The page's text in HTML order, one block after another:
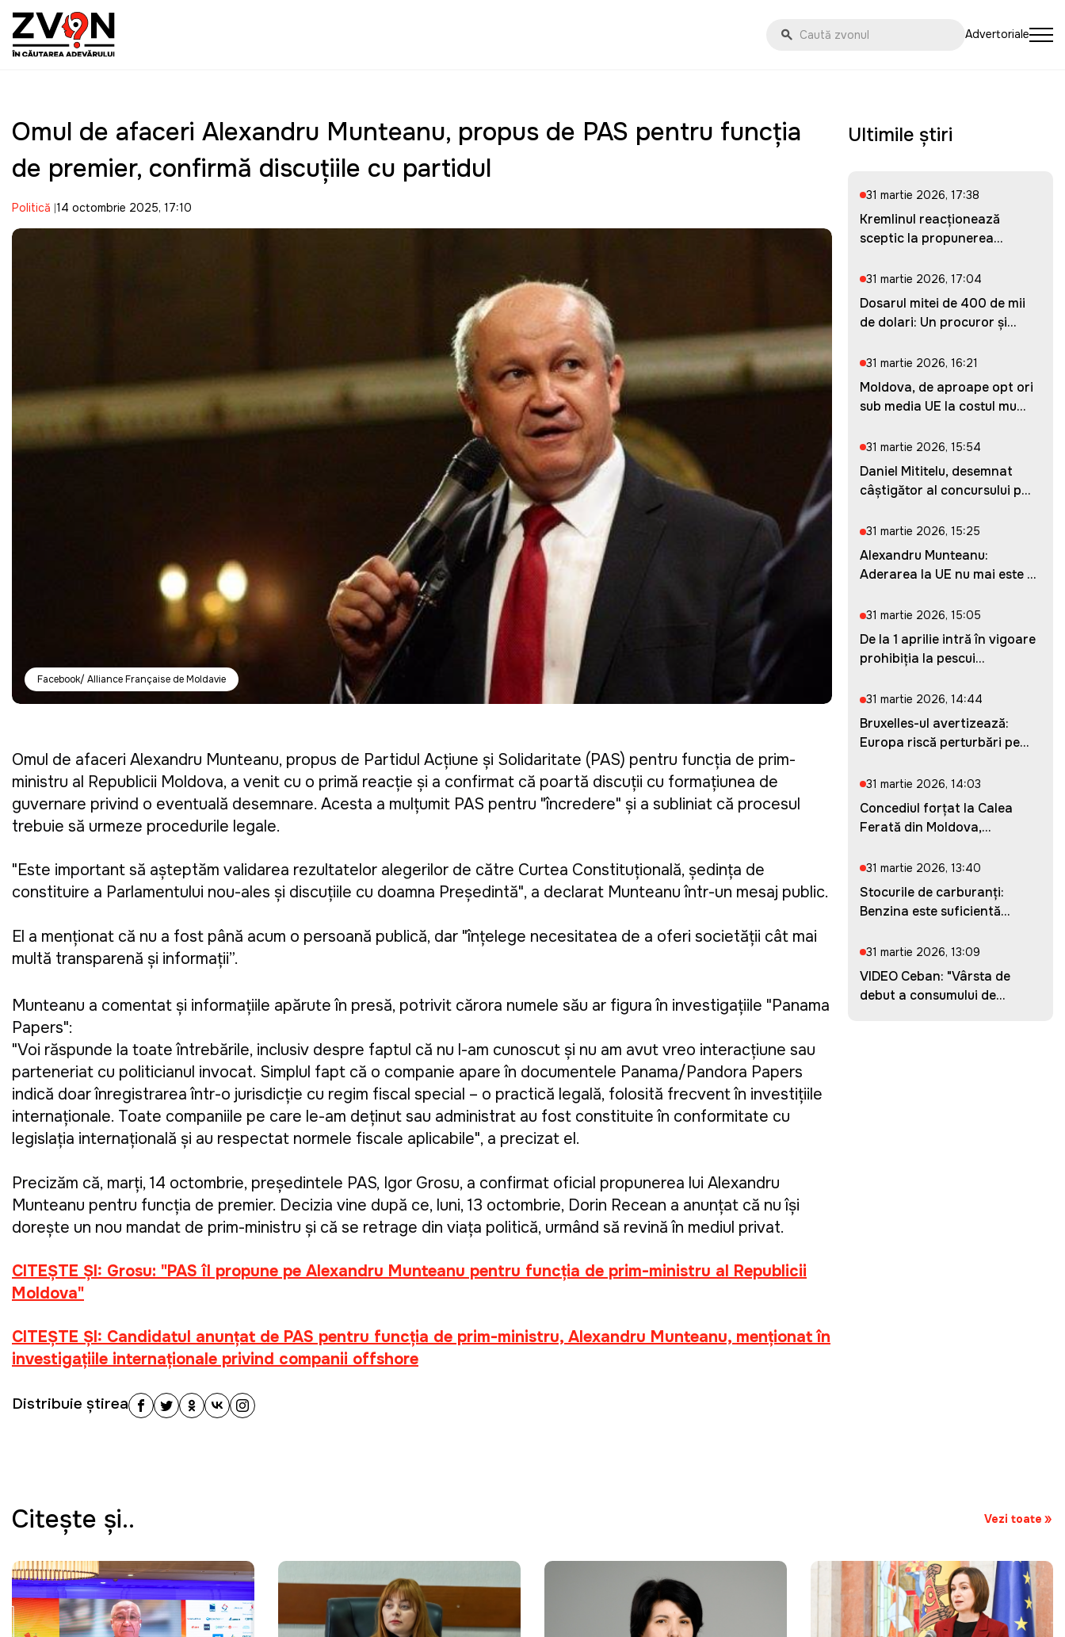
Advertoriale
Omul de afaceri Alexandru Munteanu, propus de PAS pentru funcția
de premier, confirmă discuțiile cu partidul
Politică 14 octombrie 2025, 17:10
Facebook/ Alliance Française de Moldavie
Omul de afaceri Alexandru Munteanu, propus de Partidul Acțiune și Solidaritate (PAS) pentru funcția de prim-
ministru al Republicii Moldova, a venit cu o primă reacție și a confirmat că poartă discuții cu formațiunea de
guvernare privind o eventuală desemnare. Acesta a mulțumit PAS pentru "încredere" și a subliniat că procesul
trebuie să urmeze procedurile legale.
"Este important să așteptăm validarea rezultatelor alegerilor de către Curtea Constituțională, ședința de
constituire a Parlamentului nou-ales și discuțiile cu doamna Președintă", a declarat Munteanu într-un mesaj public.
El a menționat că nu a fost până acum o persoană publică, dar "înțelege necesitatea de a oferi societății cât mai
multă transparență și informații”.
Munteanu a comentat și informațiile apărute în presă, potrivit cărora numele său ar figura în investigațiile "Panama
Papers":
"Voi răspunde la toate întrebările, inclusiv despre faptul că nu l-am cunoscut și nu am avut vreo interacțiune sau
parteneriat cu politicianul invocat. Simplul fapt că o companie apare în documentele Panama/Pandora Papers
indică doar înregistrarea într-o jurisdicție cu regim fiscal special – o practică legală, folosită frecvent în investițiile
internaționale. Toate companiile pe care le-am deținut sau administrat au fost constituite în conformitate cu
legislația internațională și au respectat normele fiscale aplicabile", a precizat el.
Precizăm că, marți, 14 octombrie, președintele PAS, Igor Grosu, a confirmat oficial propunerea lui Alexandru
Munteanu pentru funcția de premier. Decizia vine după ce, luni, 13 octombrie, Dorin Recean a anunțat că nu își
dorește un nou mandat de prim-ministru și că se retrage din viața politică, urmând să revină în mediul privat.
CITEŞTE ŞI: Grosu: "PAS îl propune pe Alexandru Munteanu pentru funcția de prim-ministru al Republicii
Moldova"
CITEŞTE ŞI: Candidatul anunțat de PAS pentru funcția de prim-ministru, Alexandru Munteanu, menționat în
investigațiile internaționale privind companii offshore
Distribuie știrea
Ultimile știri
31 martie 2026, 17:38
Kremlinul reacționează
sceptic la propunerea
31 martie 2026, 17:04
Dosarul mitei de 400 de mii
de dolari: Un procuror și...
31 martie 2026, 16:21
Moldova, de aproape opt ori
sub media UE la costul mu...
31 martie 2026, 15:54
Daniel Mititelu, desemnat
câștigător al concursului p...
31 martie 2026, 15:25
Alexandru Munteanu:
Aderarea la UE nu mai este o
31 martie 2026, 15:05
De la 1 aprilie intră în vigoare
prohibiția la pescui...
31 martie 2026, 14:44
Bruxelles-ul avertizează:
Europa riscă perturbări pe...
31 martie 2026, 14:03
Concediul forțat la Calea
Ferată din Moldova,
31 martie 2026, 13:40
Stocurile de carburanți:
Benzina este suficientă
31 martie 2026, 13:09
VIDEO Ceban: "Vârsta de
debut a consumului de
Citeşte şi.. Vezi toate